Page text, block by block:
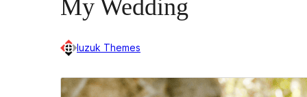
My Wedding
luzuk Themes